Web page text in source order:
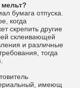
бумага отпуска.
когда
скрепить другие
склеивающей
и различные
тогда
имеющ